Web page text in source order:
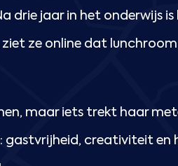
drie jaar in het onderwijs
ze online dat
maar iets trekt haar
gastvrijheid, creativiteit en